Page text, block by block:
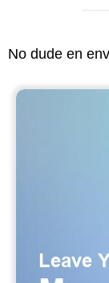
No dude en